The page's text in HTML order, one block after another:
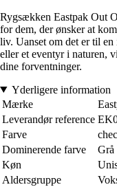
Rygsækken Eastpak Out
for dem, der ønsker at
liv. Uanset om det er til en
eller et eventyr i naturen,
dine forventninger.
Yderligere information
Mærke
Leverandør reference
Farve
Dominerende farve
Grå
Køn
Aldersgruppe